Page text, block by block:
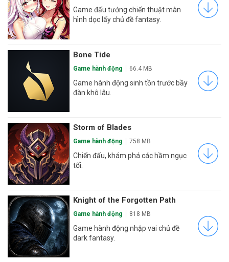
Game đấu tướng chiến thuật màn
hình dọc lấy chủ đề fantasy.
Bone Tide
Game hành động 66.4 MB
Game hành động sinh tồn trước bầy
đàn khô lâu.
Storm of Blades
Game hành động 758 MB
Chiến đấu, khám phá các hầm ngục
tối.
Knight of the Forgotten Path
Game hành động 818 MB
Game hành động nhập vai chủ đề
dark fantasy.